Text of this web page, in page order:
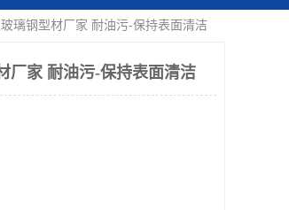
璃钢型材厂家 耐油污-保持表面清洁
厂家 耐油污-保持表面清洁